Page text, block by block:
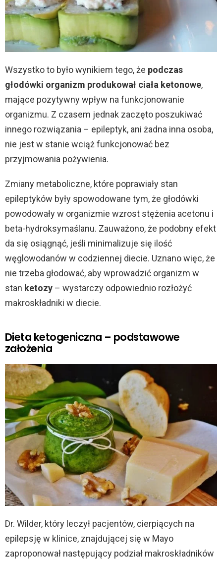
Wszystko to było wynikiem tego, że podczas
głodówki organizm produkował ciała ketonowe,
mające pozytywny wpływ na funkcjonowanie
organizmu. Z czasem jednak zaczęto poszukiwać
innego rozwiązania – epileptyk, ani żadna inna osoba,
nie jest w stanie wciąż funkcjonować bez
przyjmowania pożywienia.
Zmiany metaboliczne, które poprawiały stan
epileptyków były spowodowane tym, że głodówki
powodowały w organizmie wzrost stężenia acetonu i
beta-hydroksymaślanu. Zauważono, że podobny efekt
da się osiągnąć, jeśli minimalizuje się ilość
węglowodanów w codziennej diecie. Uznano więc, że
nie trzeba głodować, aby wprowadzić organizm w
stan ketozy – wystarczy odpowiednio rozłożyć
makroskładniki w diecie.
Dieta ketogeniczna – podstawowe
założenia
Dr. Wilder, który leczył pacjentów, cierpiących na
epilepsję w klinice, znajdującej się w Mayo
zaproponował następujący podział makroskładników